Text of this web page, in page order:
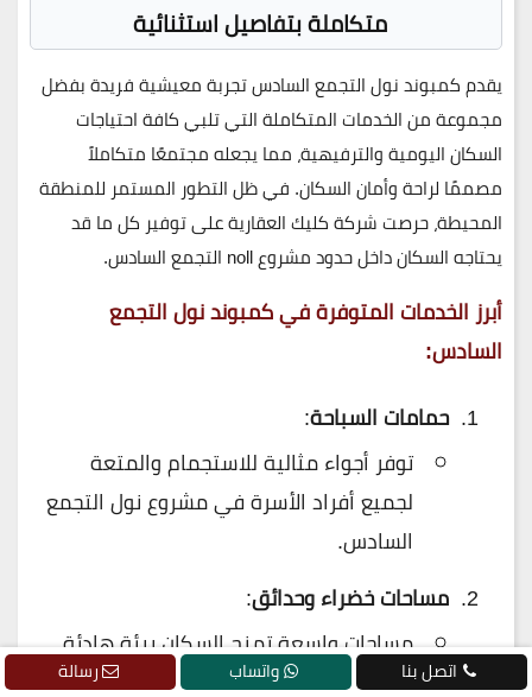
متكاملة بتفاصيل استثنائية
يقدمكمبوند نول التجمع السادستجربة معيشية فريدة بفضل
مجموعة من الخدمات المتكاملة التي تلبي كافة احتياجات
السكان اليومية والترفيهية، مما يجعله مجتمعًا متكاملاً
مصممًا لراحة وأمان السكان. في ظل التطور المستمر للمنطقة
المحيطة، حرصتشركة كليك العقاريةعلى توفير كل ما قد
يحتاجه السكان داخل حدود مشروع noll التجمع السادس.
أبرز الخدمات المتوفرة في كمبوند نول التجمع
السادس:
حمامات السباحة:
توفر أجواء مثالية للاستجمام والمتعة
لجميع أفراد الأسرة في مشروع نول التجمع
السادس.
مساحات خضراء وحدائق:
مساحات واسعة تمنح السكان بيئة هادئة
لتنظيم الفعاليات أو الاستمتاع بالهواءاتصل بنا واتساب رسالة